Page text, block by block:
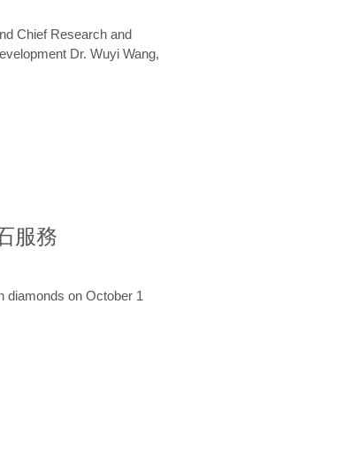
Chief Research and
Dr. Wuyi Wang,
服務
diamonds on October 1